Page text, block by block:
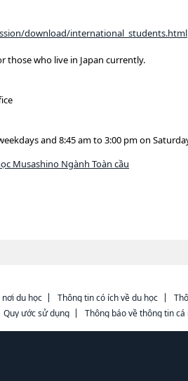
download/international_students.html
those who live in Japan currently.
and 8:45 am to 3:00 pm on
Musashino Ngành Toàn cầu
du học Thông tin có ích về du học
Quy ước sử dụng
Thông báo về thông tin cá